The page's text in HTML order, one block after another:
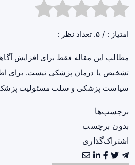
امتیاز : / ۵. تعداد نظر :
مطالب این مقاله فقط برای افزایش
تشخیص یا درمان پزشکی نیست. برای
سیاست پزشکی و سلب مسئولیت
برچسب‌ها
بدون برچسب
اشتراک‌گذاری